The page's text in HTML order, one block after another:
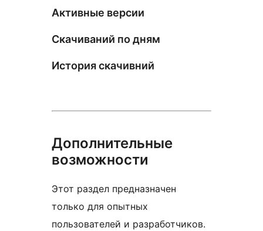
Активные версии
Скачиваний по дням
История скачивний
Дополнительные
возможности
Этот раздел предназначен
только для опытных
пользователей и разработчиков.